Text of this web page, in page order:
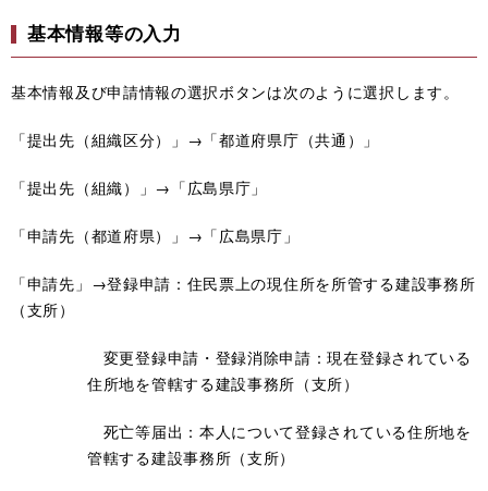
基本情報等の入力
基本情報及び申請情報の選択ボタンは次のように選択します。
「提出先（組織区分）」→「都道府県庁（共通）」
「提出先（組織）」→「広島県庁」
「申請先（都道府県）」→「広島県庁」
「申請先」→登録申請：住民票上の現住所を所管する建設事務所
（支所）
変更登録申請・登録消除申請：現在登録されている
住所地を管轄する建設事務所（支所）
死亡等届出：本人について登録されている住所地を
管轄する建設事務所（支所）